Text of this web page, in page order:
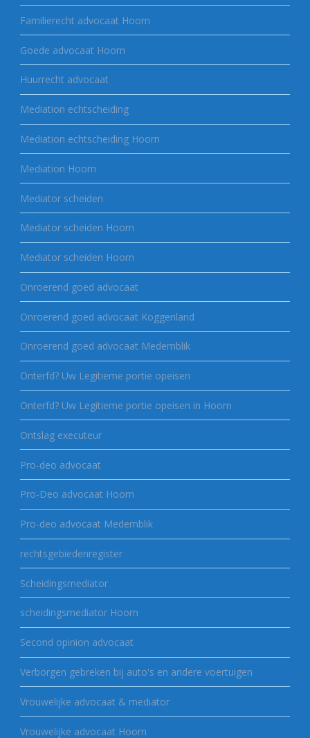
Familierecht advocaat Hoorn
Goede advocaat Hoorn
Huurrecht advocaat
Mediation echtscheiding
Mediation echtscheiding Hoorn
Mediation Hoorn
Mediator scheiden
Mediator scheiden Hoorn
Mediator scheiden Hoorn
Onroerend goed advocaat
Onroerend goed advocaat Koggenland
Onroerend goed advocaat Medemblik
Onterfd? Uw Legitieme portie opeisen
Onterfd? Uw Legitieme portie opeisen in Hoorn
Ontslag executeur
Pro-deo advocaat
Pro-Deo advocaat Hoorn
Pro-deo advocaat Medemblik
rechtsgebiedenregister
Scheidingsmediator
scheidingsmediator Hoorn
Second opinion advocaat
Verborgen gebreken bij auto's en andere voertuigen
Vrouwelijke advocaat & mediator
Vrouwelijke advocaat Hoorn